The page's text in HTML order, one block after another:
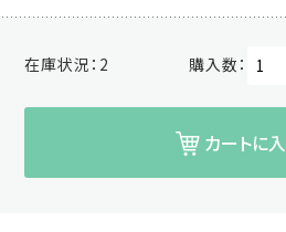
在庫状況： 2 購入数：
カートに